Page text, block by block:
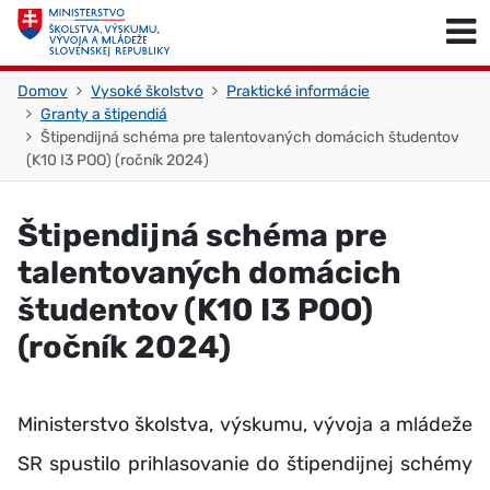
Skočiť na obsah
Domov Vysoké školstvo
Praktické informácie
Granty a štipendiá
Štipendijná schéma pre talentovaných domácich študentov
(K10 I3 POO) (ročník 2024)
Štipendijná schéma pre
talentovaných domácich
študentov (K10 I3 POO)
(ročník 2024)
Ministerstvo školstva, výskumu, vývoja a mládeže
SR spustilo prihlasovanie do štipendijnej schémy
Skočiť na začiatok stránky